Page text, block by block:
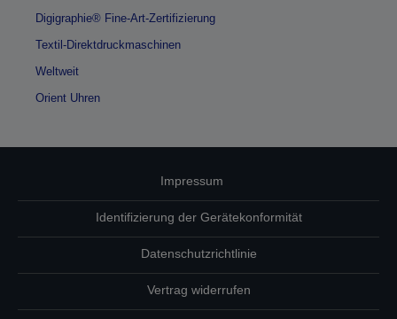
Digigraphie® Fine-Art-Zertifizierung
Textil-Direktdruckmaschinen
Weltweit
Orient Uhren
Impressum
Identifizierung der Gerätekonformität
Datenschutzrichtlinie
Vertrag widerrufen